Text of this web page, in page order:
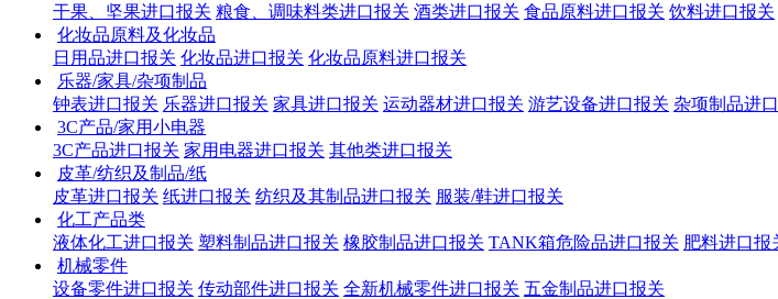
干果、坚果进口报关 粮食、调味料类进口报关 酒类进口报关 食品原料进口报关 饮料进口报关
化妆品原料及化妆品
日用品进口报关 化妆品进口报关 化妆品原料进口报关
乐器/家具/杂项制品
钟表进口报关 乐器进口报关 家具进口报关 运动器材进口报关 游艺设备进口报关 杂项制品进
3C产品/家用小电器
3C产品进口报关 家用电器进口报关 其他类进口报关
皮革/纺织及制品/纸
皮革进口报关 纸进口报关 纺织及其制品进口报关 服装/鞋进口报关
化工产品类
液体化工进口报关 塑料制品进口报关 橡胶制品进口报关 TANK箱危险品进口报关 肥料进口报
机械零件
设备零件进口报关 传动部件进口报关 全新机械零件进口报关 五金制品进口报关